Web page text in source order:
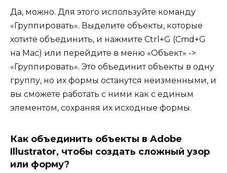
Да, можно. Для этого используйте команду
«Группировать». Выделите объекты, которые
хотите объединить, и нажмите Ctrl+G (Cmd+G
на Mac) или перейдите в меню «Объект» ->
«Группировать». Это объединит объекты в одну
группу, но их формы останутся неизменными, и
вы сможете работать с ними как с единым
элементом, сохраняя их исходные формы.
Как объединить объекты в Adobe
Illustrator, чтобы создать сложный узор
или форму?